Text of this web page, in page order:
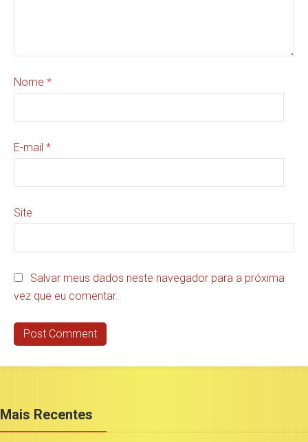
Nome *
E-mail *
Site
Salvar meus dados neste navegador para a próxima
vez que eu comentar.
Mais Recentes